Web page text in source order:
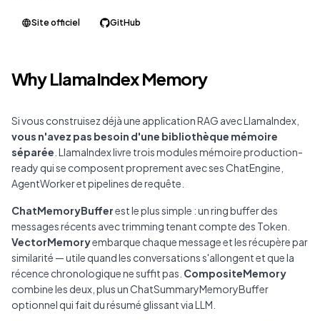
Site officiel GitHub
Why LlamaIndex Memory
Si vous construisez déjà une application RAG avec LlamaIndex,
vous n'avez pas besoin d'une bibliothèque mémoire
séparée . LlamaIndex livre trois modules mémoire production-
ready qui se composent proprement avec ses ChatEngine,
AgentWorker et pipelines de requête.
ChatMemoryBufferest le plus simple : un ring buffer des
messages récents avec trimming tenant compte des Token.
VectorMemoryembarque chaque message et les récupère par
similarité — utile quand les conversations s'allongent et que la
récence chronologique ne suffit pas. CompositeMemory
combine les deux, plus un ChatSummaryMemoryBuffer
optionnel qui fait du résumé glissant via LLM.